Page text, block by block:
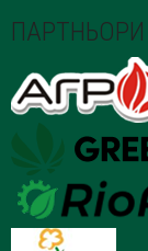
ПАРТНЬОРИ